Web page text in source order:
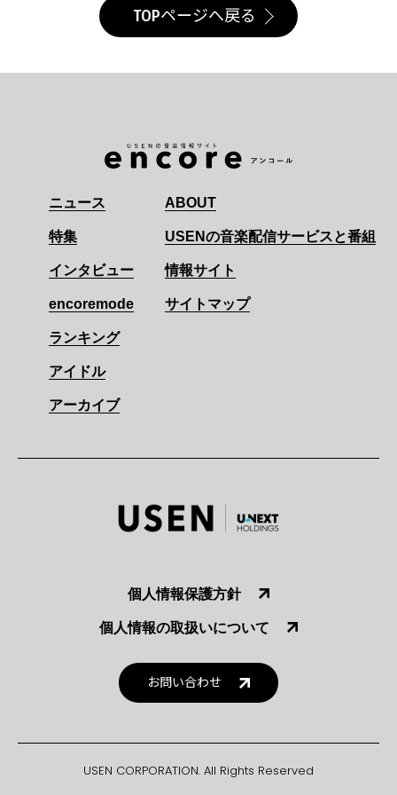
TOPページへ戻る
ニュース
特集
インタビュー
encoremode
ランキング
アイドル
アーカイブ
ABOUT
USENの音楽配信サービスと番組
情報サイト
サイトマップ
個人情報保護方針
個人情報の取扱いについて
お問い合わせ
USEN CORPORATION. All Rights Reserved